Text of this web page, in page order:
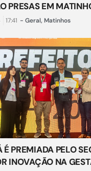
PRESAS EM
17:41 - Geral, Matinhos
É PREMIADA PELO
INOVAÇÃO NA